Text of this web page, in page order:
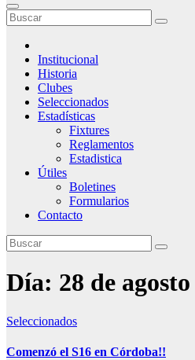
Institucional
Historia
Clubes
Seleccionados
Estadísticas
Fixtures
Reglamentos
Estadistica
Útiles
Boletines
Formularios
Contacto
Día: 28 de
Seleccionados
Comenzó el S16 en Córdoba!!